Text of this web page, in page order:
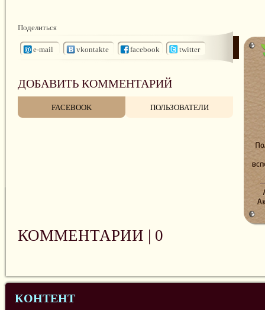
Поделиться
e-mail vkontakte facebook twitter
ДОБАВИТЬ КОММЕНТАРИЙ
FACEBOOK ПОЛЬЗОВАТЕЛИ
КОММЕНТАРИИ | 0
КОНТЕНТ